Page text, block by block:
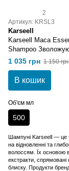
2
Артикул: KRSL3
Karseell
Karseell Maca
Shampoo
шампунь
1 035 грн 1 150
В кошик
Об'єм мл
500
Шампуні Karseell — це
на відновленні та
волоссям. Їх основою
екстракти, спрямовані
блиску. Продукти